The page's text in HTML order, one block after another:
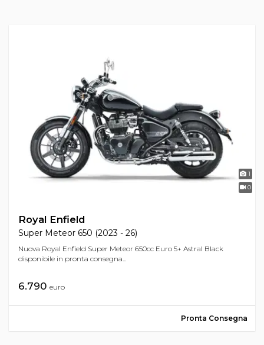
1
0
Royal Enfield
Super Meteor 650 (2023 - 26)
Nuova Royal Enfield Super Meteor 650cc Euro 5+ Astral Black
disponibile in pronta consegna...
6.790 euro
Pronta Consegna